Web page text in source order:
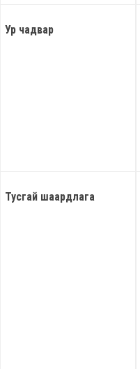
Ур чадвар
Тусгай шаардлага